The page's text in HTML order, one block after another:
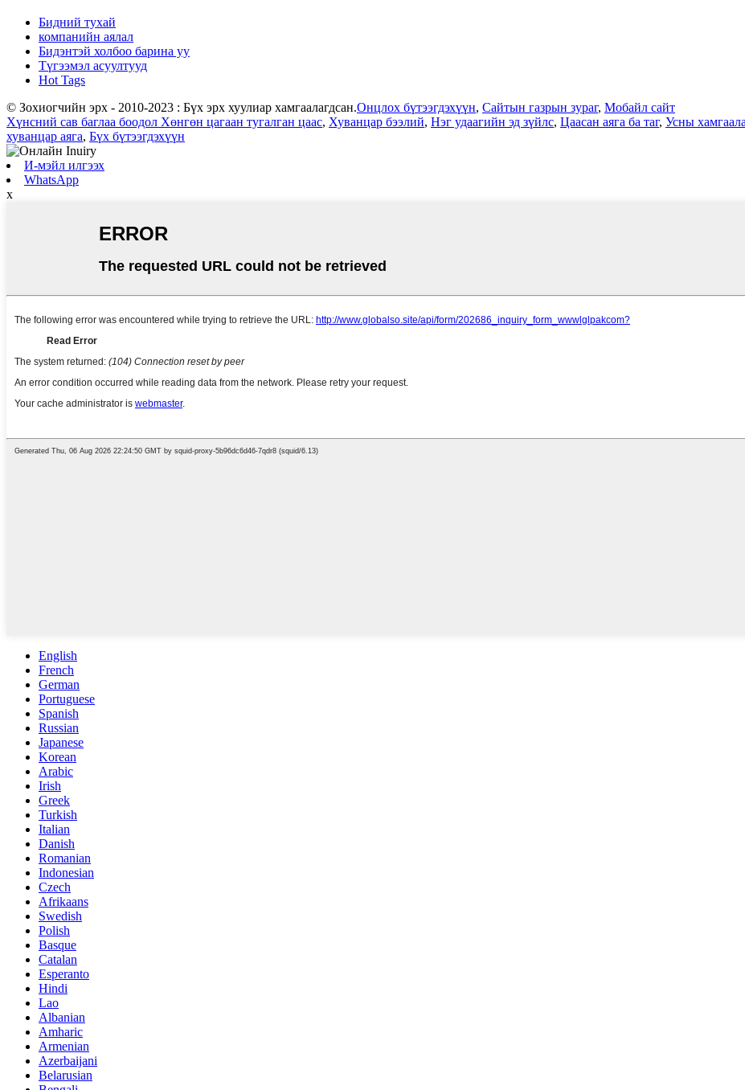
Бидний тухай
компанийн аялал
Бидэнтэй холбоо барина уу
Түгээмэл асуултууд
Hot Tags
© Зохиогчийн эрх - 2010-2023 : Бүх эрх хуулиар хамгаалагдсан.Онцлох бүтээгдэхүүн, Сайтын газрын зураг, Мобайл сайт
Хүнсний сав баглаа боодол Хөнгөн цагаан тугалган цаас, Хуванцар бээлий, Нэг удаагийн эд зүйлс, Цаасан аяга ба таг, Усны
хуванцар аяга, Бүх бүтээгдэхүүн
И-мэйл илгээх
WhatsApp
x
English
French
German
Portuguese
Spanish
Russian
Japanese
Korean
Arabic
Irish
Greek
Turkish
Italian
Danish
Romanian
Indonesian
Czech
Afrikaans
Swedish
Polish
Basque
Catalan
Esperanto
Hindi
Lao
Albanian
Amharic
Armenian
Azerbaijani
Belarusian